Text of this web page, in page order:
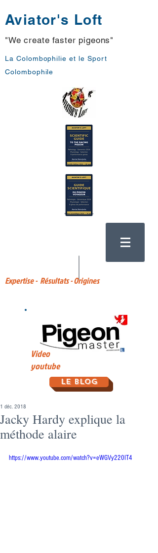
Aviator's Loft
"We create faster pigeons"
La Colombophilie et le Sport
Colombophile
Expertise - Résultats - Origines
Video
youtube
Le Blog
Jacky Hardy explique la
méthode alaire
1 déc. 2018
https://www.youtube.com/watch?v=eWGVy220IT4